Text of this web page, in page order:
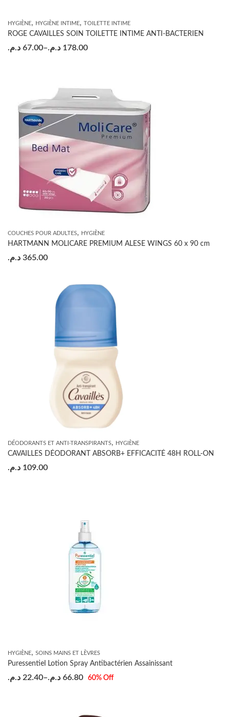
HYGIÈNE, HYGIÈNE INTIME, TOILETTE INTIME
ROGE CAVAILLES SOIN TOILETTE INTIME ANTI-BACTERIEN
67.00 د.م. – 178.00 د.م.
COUCHES POUR ADULTES, HYGIÈNE
HARTMANN MOLICARE PREMIUM ALESE WINGS 60 x 90 cm
365.00 د.م.
DÉODORANTS ET ANTI-TRANSPIRANTS, HYGIÈNE
CAVAILLES DÉODORANT ABSORB+ EFFICACITÉ 48H ROLL-ON
109.00 د.م.
HYGIÈNE, SOINS MAINS ET LÈVRES
Puressentiel Lotion Spray Antibactérien Assainissant
22.40 د.م. – 66.80 د.م. 60% Off